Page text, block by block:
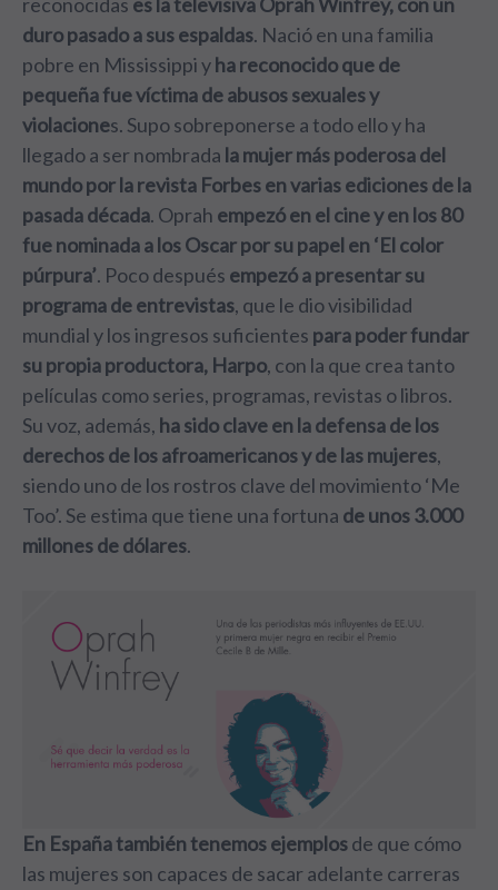
duro pasado a sus espaldas. Nació en una familia
pobre en Mississippi yha reconocido que de
pequeña fue víctima de abusos sexuales y
violaciones. Supo sobreponerse a todo ello y ha
llegado a ser nombrada la mujer más poderosa del
mundo por la revista Forbes en varias ediciones de la
pasada década. Oprah empezó en el cine y en los 80
fue nominada a los Oscar por su papel en ‘El color
púrpura’. Poco después empezó a presentar su
programa de entrevistas, que le dio visibilidad
mundial y los ingresos suficientes para poder fundar
su propia productora, Harpo, con la que crea tanto
películas como series, programas, revistas o libros.
Su voz, además, ha sido clave en la defensa de los
derechos de los afroamericanos y de las mujeres,
siendo uno de los rostros clave del movimiento ‘Me
Too’. Se estima que tiene una fortuna de unos 3.000
millones de dólares.
En España también tenemos ejemplosde que cómo
las mujeres son capaces de sacar adelante carreras